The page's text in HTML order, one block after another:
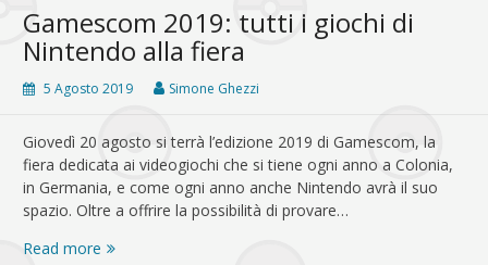
alla
Gamescom
Gamescom 2019: tutti i giochi di
Nintendo alla fiera
5 Agosto 2019 Simone Ghezzi
Giovedì 20 agosto si terrà l’edizione 2019 di Gamescom, la
fiera dedicata ai videogiochi che si tiene ogni anno a Colonia,
in Germania, e come ogni anno anche Nintendo avrà il suo
spazio. Oltre a offrire la possibilità di provare…
Read more Gamescom